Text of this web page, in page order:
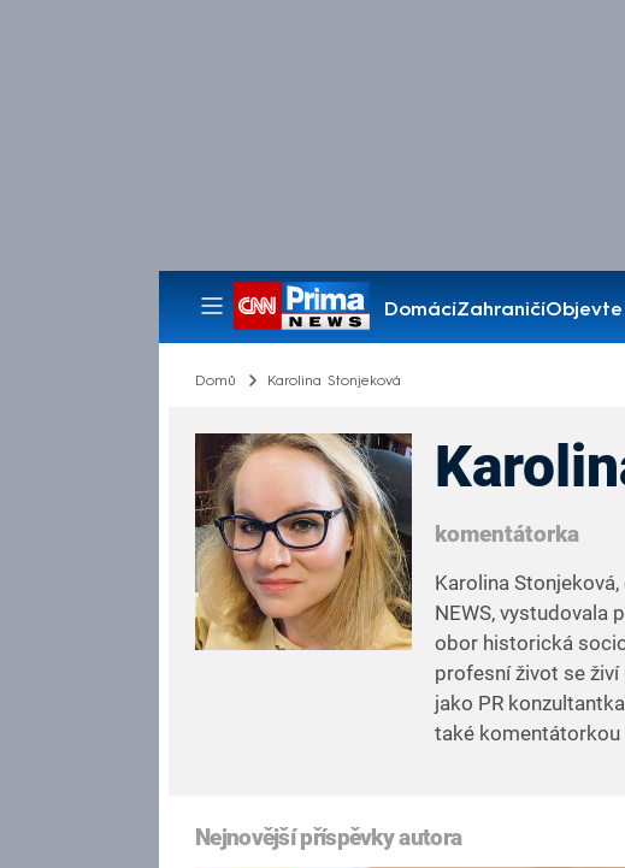
DomácíZahraničíObjevte
Pořady
Domů Karolina Stonjeková
komentátorka
Karolina
NEWS, vystudovala
obor historická
profesní život se
jako PR
také komentátorkou
Nejnovější příspěvky autora